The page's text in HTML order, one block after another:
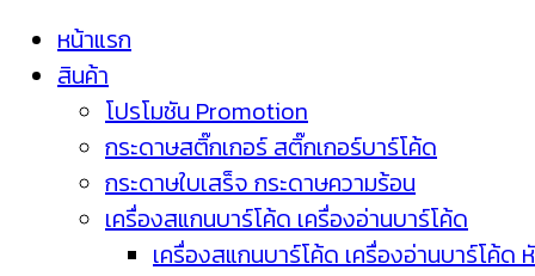
หน้าแรก
สินค้า
โปรโมชัน Promotion
กระดาษสติ๊กเกอร์ สติ๊กเกอร์บาร์โค้ด
กระดาษใบเสร็จ กระดาษความร้อน
เครื่องสแกนบาร์โค้ด เครื่องอ่านบาร์โค้ด
เครื่องสแกนบาร์โค้ด เครื่องอ่านบาร์โค้ด